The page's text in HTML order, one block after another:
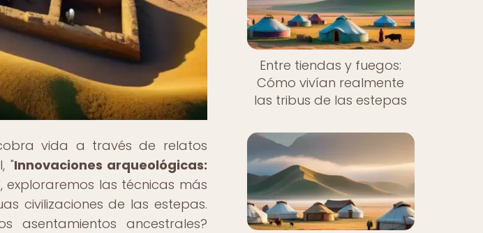
vida a través de relatos
"Innovaciones arqueológicas:
exploraremos las técnicas más
civilizaciones de las estepas.
asentamientos ancestrales?
Entre tiendas y fuegos:
Cómo vivían realmente
las tribus de las estepas